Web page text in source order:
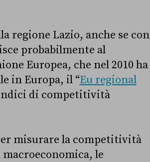
regione Lazio, anche se con
probabilmente al
Europea, che nel 2010 ha
in Europa, il “Eu regional
di competitività
misurare la competitività
le